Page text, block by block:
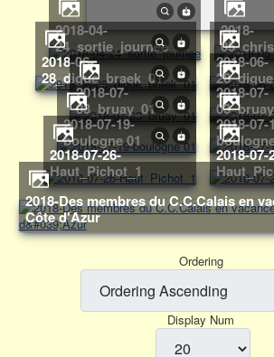
2018-04-
24_sortie_journee
2018-
2018-06-
28_digue_braek_01
2018-06-
2018-07-
03_bruay_01
2018-07-
2018-07-19-
boulogne 01
2018-07-19-
2018-07-26-
Haut_Pichot_1
2018-07-26-
2018-Des membres du C.C.Calais en vacances sur la
Côte d'Azur
Ordering
Display Num